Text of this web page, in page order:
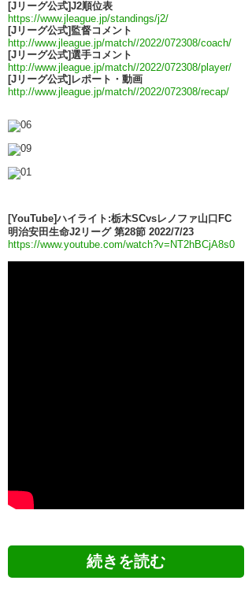
[Jリーグ公式]J2順位表
https://www.jleague.jp/standings/j2/
[Jリーグ公式]監督コメント
http://www.jleague.jp/match//2022/072308/coach/
[Jリーグ公式]選手コメント
http://www.jleague.jp/match//2022/072308/player/
[Jリーグ公式]レポート・動画
http://www.jleague.jp/match//2022/072308/recap/
[YouTube]ハイライト:栃木SCvsレノファ山口FC
明治安田生命J2リーグ 第28節 2022/7/23
https://www.youtube.com/watch?v=NT2hBCjA8s0